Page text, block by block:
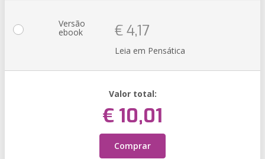
Versão
ebook € 4,17
Leia em Pensática
Valor total:
€ 10,01
Comprar